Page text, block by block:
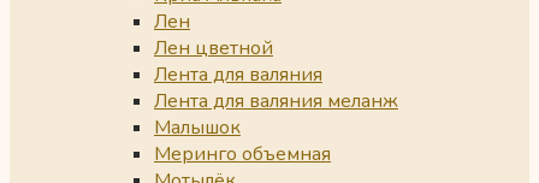
Лен
Лен цветной
Лента для валяния
Лента для валяния меланж
Малышок
Меринго объемная